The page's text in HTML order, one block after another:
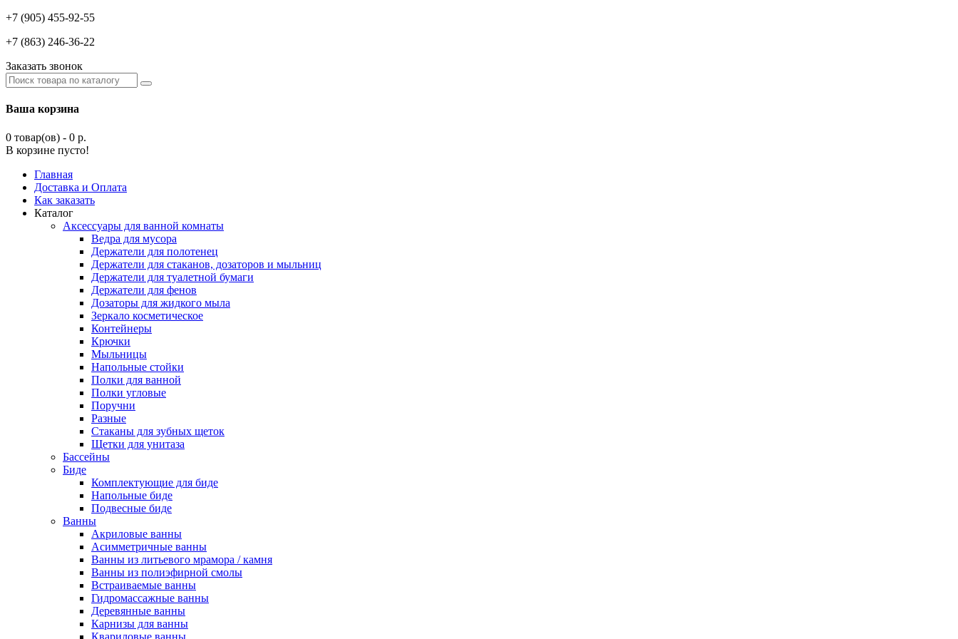
+7 (905) 455-92-55
+7 (863) 246-36-22
Заказать звонок
Ваша корзина
0 товар(ов) - 0 р.
В корзине пусто!
Главная
Доставка и Оплата
Как заказать
Каталог
Аксессуары для ванной комнаты
Ведра для мусора
Держатели для полотенец
Держатели для стаканов, дозаторов и мыльниц
Держатели для туалетной бумаги
Держатели для фенов
Дозаторы для жидкого мыла
Зеркало косметическое
Контейнеры
Крючки
Мыльницы
Напольные стойки
Полки для ванной
Полки угловые
Поручни
Разные
Стаканы для зубных щеток
Щетки для унитаза
Бассейны
Биде
Комплектующие для биде
Напольные биде
Подвесные биде
Ванны
Акриловые ванны
Асимметричные ванны
Ванны из литьевого мрамора / камня
Ванны из полиэфирной смолы
Встраиваемые ванны
Гидромассажные ванны
Деревянные ванны
Карнизы для ванны
Квариловые ванны